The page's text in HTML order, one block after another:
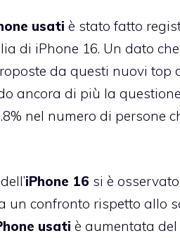
usati è stato fatto
di iPhone 16. Un dato
da questi nuovi
ancora di più la
nel numero di persone
iPhone 16 si è
un confronto rispetto allo
usati è aumentata